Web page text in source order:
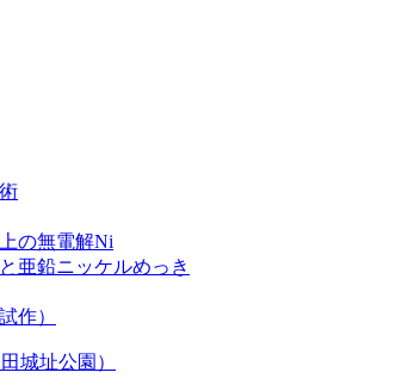
の無電解Ni
亜鉛ニッケルめっき
作）
城址公園）